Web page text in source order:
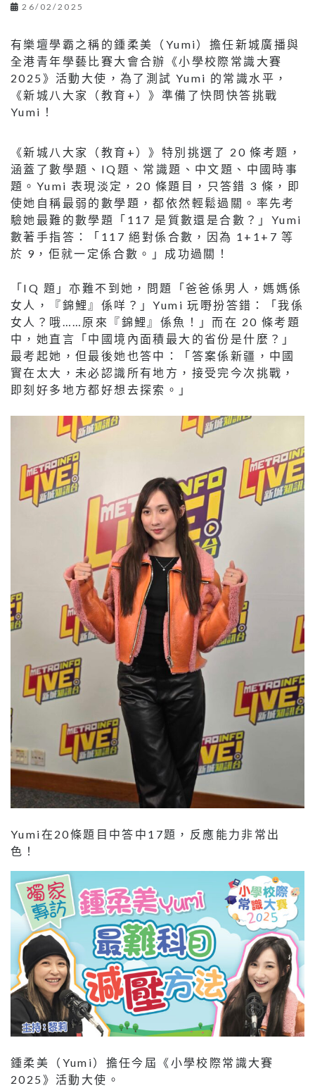
26/02/2025
有樂壇學霸之稱的鍾柔美（Yumi）擔任新城廣播與
全港青年學藝比賽大會合辦《小學校際常識大賽
2025》活動大使，為了測試 Yumi 的常識水平，
《新城八大家（教育+）》準備了快問快答挑戰
Yumi！
《新城八大家（教育+）》特別挑選了 20 條考題，
涵蓋了數學題、IQ題、常識題、中文題、中國時事
題。Yumi 表現淡定，20 條題目，只答錯 3 條，即
使她自稱最弱的數學題，都依然輕鬆過關。率先考
驗她最難的數學題「117 是質數還是合數？」Yumi
數著手指答：「117 絕對係合數，因為 1+1+7 等
於 9，佢就一定係合數。」成功過關！
「IQ 題」亦難不到她，問題「爸爸係男人，媽媽係
女人，『錦鯉』係咩？」Yumi 玩嘢扮答錯：「我係
女人？哦……原來『錦鯉』係魚！」而在 20 條考題
中，她直言「中國境內面積最大的省份是什麼？」
最考起她，但最後她也答中：「答案係新疆，中國
實在太大，未必認識所有地方，接受完今次挑戰，
即刻好多地方都好想去探索。」
Yumi在20條題目中答中17題，反應能力非常出
色！
鍾柔美（Yumi）擔任今屆《小學校際常識大賽
2025》活動大使。